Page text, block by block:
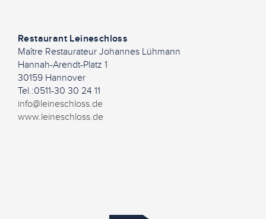
Restaurant Leineschloss
Maître Restaurateur Johannes Lühmann
Hannah-Arendt-Platz 1
30159 Hannover
Tel.:0511-30 30 24 11
info@leineschloss.de
www.leineschloss.de